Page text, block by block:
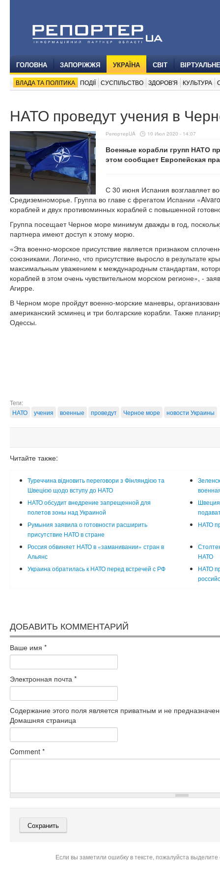
ГОЛОВНА ЗАПОРІЖЖЯ УКРАЇНА СВІТ
ВЛАДА ТА ПОЛІТИКА ПОДІЇ СУСПІЛЬСТВО ЗДОРОВ'Я КУЛЬТУРА
НАТО проведут учения в
РепортерUA 10 Июл 2020 - 14:07
Военные корабли групп НАТО
этом сообщает Европейская
С 30 июня Испания возглавляет
Средиземноморье. Группа во главе с фрегатом Испании
кораблей и двух противоминных кораблей с повышенной
Группа посещает Черное море минимум дважды в год,
партнера имеют доступ к этому морю.
«Эта военно-морское присутствие является признаком
союзниками. Логично, что присутствие выросло в результате
максимальным уважением к международным стандартам,
кораблей в этом очень чувствительном морском регионе», -
Агирре.
В Черном море пройдут военно-морские маневры,
американский эсминец и три болгарские корабли. Также
Одессы.
Теги:
НАТО
учения военные проведут Черное море новости Украины
Читайте также:
Туреччина відновить переговори з Фінляндією та
Швецією щодо вступу до НАТО
НАТО обсудит внедрение запрещенной для
полетов зоны над Украиной
Румыния заявила о готовности расширить
присутствие НАТО в стране
НАТО
Россия обвиняет НАТО в «заманивании» стран в
Альянс
НАТО
Украина обратилась к НАТО перед встречей с РФ
НАТО
ДОБАВИТЬ КОММЕНТАРИЙ
Ваше имя *
Электронная почта *
Содержание этого поля является приватным и не
Домашняя страница
Comment *
Если вы заметили ошибку в тексте, пожалуйста